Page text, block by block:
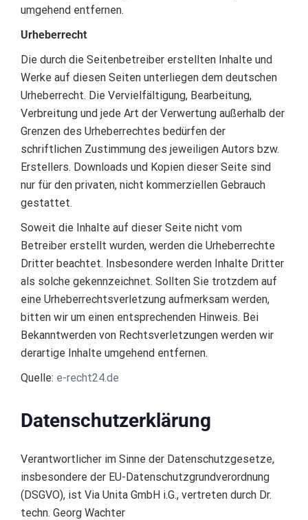
umgehend entfernen.
Urheberrecht
Die durch die Seitenbetreiber erstellten Inhalte und
Werke auf diesen Seiten unterliegen dem deutschen
Urheberrecht. Die Vervielfältigung, Bearbeitung,
Verbreitung und jede Art der Verwertung außerhalb der
Grenzen des Urheberrechtes bedürfen der
schriftlichen Zustimmung des jeweiligen Autors bzw.
Erstellers. Downloads und Kopien dieser Seite sind
nur für den privaten, nicht kommerziellen Gebrauch
gestattet.
Soweit die Inhalte auf dieser Seite nicht vom
Betreiber erstellt wurden, werden die Urheberrechte
Dritter beachtet. Insbesondere werden Inhalte Dritter
als solche gekennzeichnet. Sollten Sie trotzdem auf
eine Urheberrechtsverletzung aufmerksam werden,
bitten wir um einen entsprechenden Hinweis. Bei
Bekanntwerden von Rechtsverletzungen werden wir
derartige Inhalte umgehend entfernen.
Quelle: e-recht24.de
Datenschutzerklärung
Verantwortlicher im Sinne der Datenschutzgesetze,
insbesondere der EU-Datenschutzgrundverordnung
(DSGVO), ist Via Unita GmbH i.G., vertreten durch Dr.
techn. Georg Wachter